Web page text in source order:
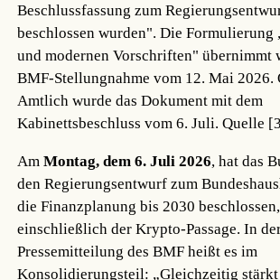
Beschlussfassung zum
beschlossen wurden". Die Formulierung
und modernen Vorschriften" übernimmt
BMF-Stellungnahme vom 12. Mai 2026.
Amtlich wurde das Dokument mit dem
Kabinettsbeschluss vom 6. Juli.Quelle
AmMontag, dem 6. Juli 2026, hat das
den Regierungsentwurf zum
die Finanzplanung bis 2030
einschließlich der Krypto-Passage. In
Pressemitteilung des BMF heißt es im
Konsolidierungsteil: „Gleichzeitig stärkt